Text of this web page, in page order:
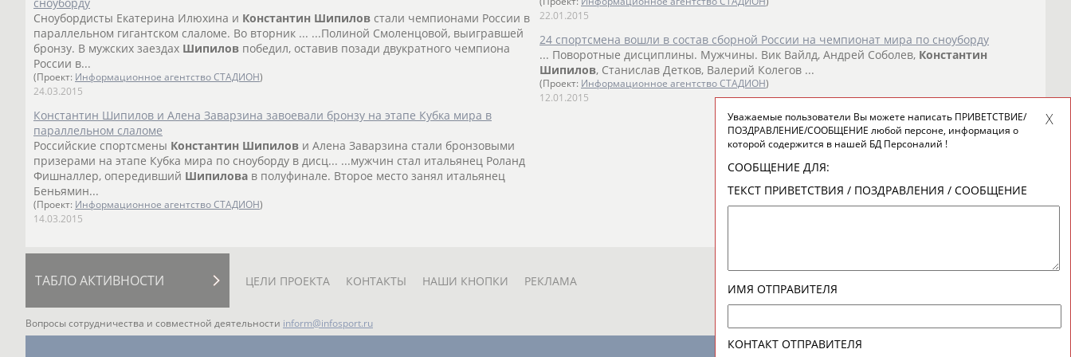
Сноубордисты Екатерина Илюхина и Константин Шипилов стали чемпионами России в
параллельном гигантском слаломе. Во вторник ... ...Полиной Смоленцовой, выигравшей
бронзу. В мужских заездах Шипилов победил, оставив позади двукратного чемпиона
России в...
(Проект: Информационное агентство СТАДИОН)
24.03.2015
Константин Шипилов и Алена Заварзина завоевали бронзу на этапе Кубка мира в
параллельном слаломе
Российские спортсмены Константин Шипилов и Алена Заварзина стали бронзовыми
призерами на этапе Кубка мира по сноуборду в дисц... ...мужчин стал итальянец Роланд
Фишналлер, опередивший Шипилова в полуфинале. Второе место занял итальянец
Беньямин...
(Проект: Информационное агентство СТАДИОН)
14.03.2015
22.01.2015
24 спортсмена вошли в состав сборной России на чемпионат мира по сноуборду
... Поворотные дисциплины. Мужчины. Вик Вайлд, Андрей Соболев, Константин
Шипилов, Станислав Детков, Валерий Колегов ...
(Проект: Информационное агентство СТАДИОН)
12.01.2015
ТАБЛО АКТИВНОСТИ ЦЕЛИ ПРОЕКТА КОНТАКТЫ НАШИ КНОПКИ РЕКЛАМА
Вопросы сотрудничества и совместной деятельности inform@infosport.ru
Уважаемые пользователи Вы можете написать ПРИВЕТСТВИЕ/
ПОЗДРАВЛЕНИЕ/СООБЩЕНИЕ любой персоне, информация о
которой содержится в нашей БД Персоналий !
СООБЩЕНИЕ ДЛЯ:
ТЕКСТ ПРИВЕТСТВИЯ / ПОЗДРАВЛЕНИЯ / СООБЩЕНИЕ
ИМЯ ОТПРАВИТЕЛЯ
КОНТАКТ ОТПРАВИТЕЛЯ